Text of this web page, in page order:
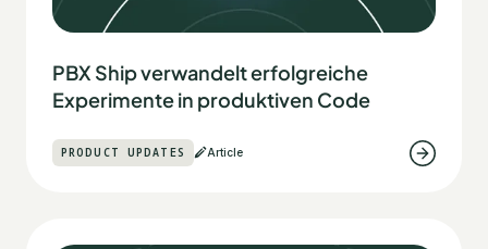
PBX Ship verwandelt erfolgreiche
Experimente in produktiven Code
PRODUCT UPDATES Article